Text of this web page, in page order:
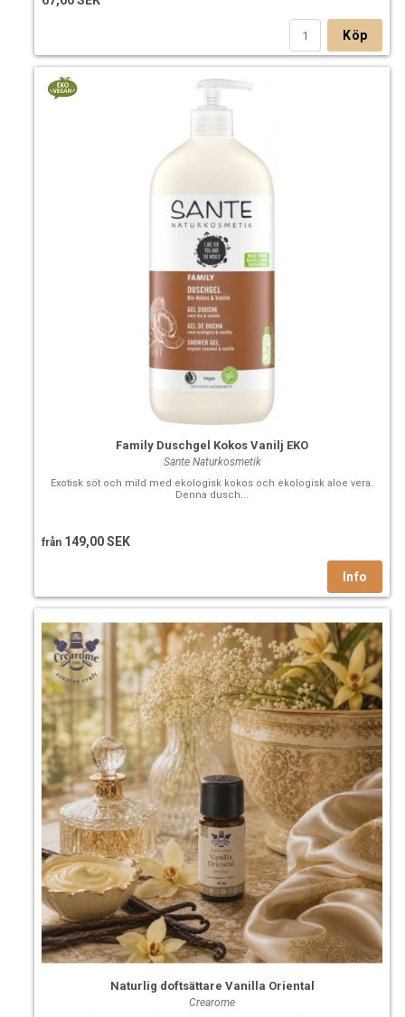
Köp
Family Duschgel Kokos Vanilj EKO
Sante Naturkosmetik
Exotisk söt och mild med ekologisk kokos och ekologisk aloe vera.
Denna dusch...
från 149,00 SEK
Naturlig doftsättare Vanilla Oriental
Crearome